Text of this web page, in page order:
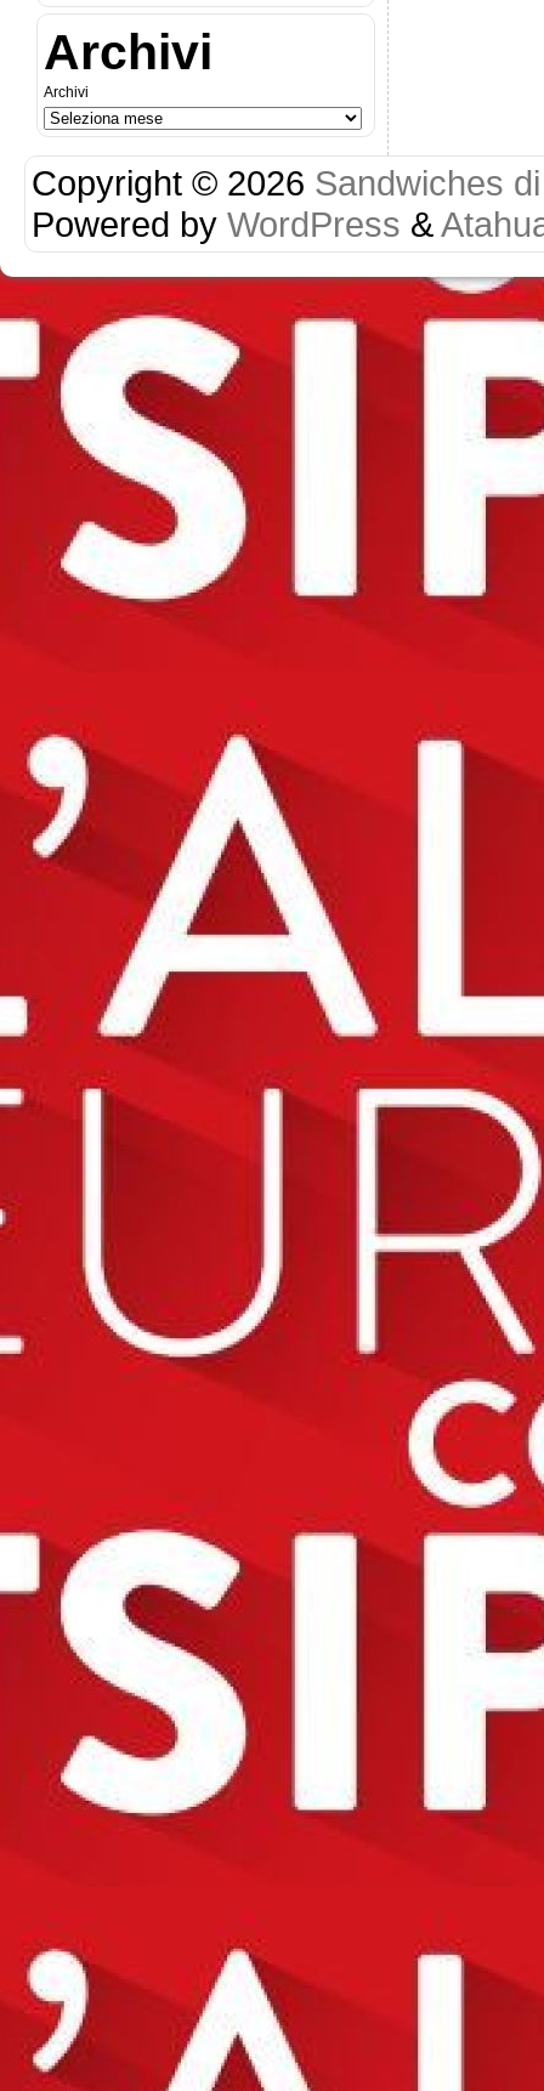
Archivi
Archivi
Copyright © 2026 Sandwiches
Powered by WordPress &